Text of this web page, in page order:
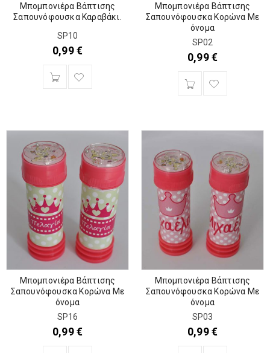
Μπομπονιέρα Βάπτισης
Σαπουνόφουσκα Καραβάκι.
SP10
0,99€
Μπομπονιέρα Βάπτισης
Σαπουνόφουσκα Κορώνα Με
όνομα
SP02
0,99€
Μπομπονιέρα Βάπτισης
Σαπουνόφουσκα Κορώνα Με
όνομα
SP16
0,99€
Μπομπονιέρα Βάπτισης
Σαπουνόφουσκα Κορώνα Με
όνομα
SP03
0,99€